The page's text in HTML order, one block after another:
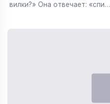
вилки?» Она отвечает: «спи…